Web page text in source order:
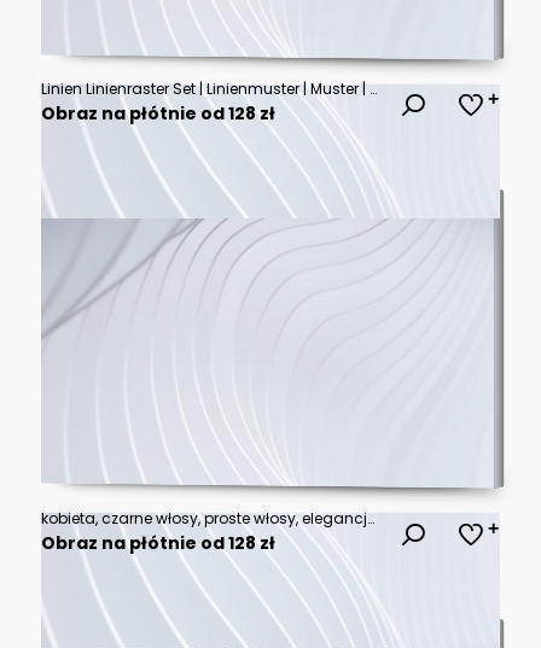
Linien Linienraster Set | Linienmuster | Muster | Variation
Obraz na płótnie od 128 zł
kobieta, czarne włosy, proste włosy, elegancja, marynarka, biurowy styl, profesjonalny look, bizneswoman, portret, minimalistyczne tło, profesjonalna fotografia, kobieta w biznesie, formalny strój, bi
Obraz na płótnie od 128 zł